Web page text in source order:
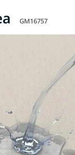
GM16757